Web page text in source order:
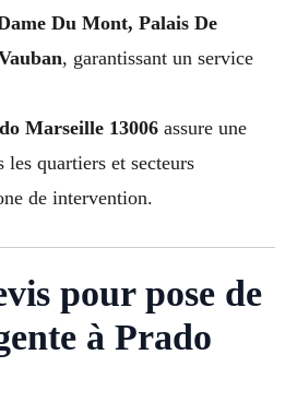
Du Mont, Palais De
, garantissant un service
Marseille 13006 assure une
quartiers et secteurs
de intervention.
pour pose de
à Prado